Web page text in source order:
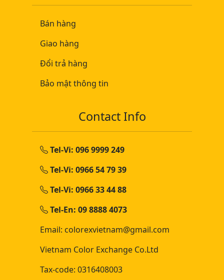
Bán hàng
Giao hàng
Đổi trả hàng
Bảo mật thông tin
Contact Info
Tel-Vi: 096 9999 249
Tel-Vi: 0966 54 79 39
Tel-Vi: 0966 33 44 88
Tel-En: 09 8888 4073
Email: colorexvietnam@gmail.com
Vietnam Color Exchange Co.Ltd
Tax-code: 0316408003